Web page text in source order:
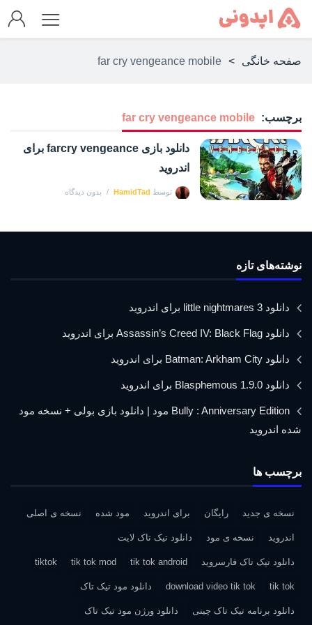
صفحه خانگی >
far cry vengeance mobile
برچسب: far cry vengeance mobile
دانلود بازی farcry vengeance برای
اندروید
توسط HamidTad بدون دیدگاه
نوشته‌های تازه
دانلود little nightmares 3 برای اندروید
دانلود Assassin’s Creed IV: Black Flag برای اندروید
دانلود Batman: Arkham City برای اندروید
دانلود Blasphemous 1.9.0 برای اندروید
Bully : Anniversary Edition مود | دانلود بازی بولی + نسخه مود
شده اندروید
برچسب ها
نسخه ی جدید رایگان برای اندروید مود شده نسخه ی اصلی
اندروید نسخه ی مود دانلود تیک تاک لایت
دانلود تیک تاک فارسروید tik tok android
tik tok mod
tiktok
tik tok
download video tik tok دانلود مود تیک تاک
دانلود برنامه تیک تاک چینی دانلود ورژن مود تیک تاک